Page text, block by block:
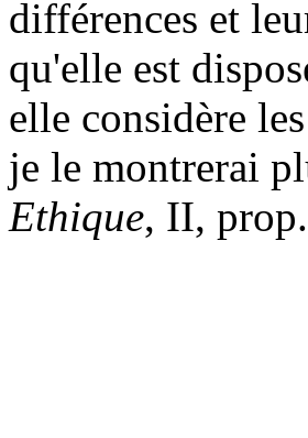
différences et
qu'elle est
elle considère
je le montrerai
Ethique, II,